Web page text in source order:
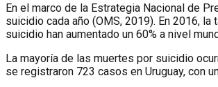
En el marco de la Estrategia Nacional de
suicidio cada año (OMS, 2019). En 2016,
suicidio han aumentado un 60% a nivel
La mayoría de las muertes por suicidio
se registraron 723 casos en Uruguay, con